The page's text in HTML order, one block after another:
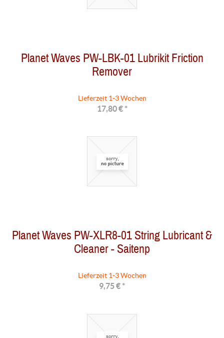
Planet Waves PW-LBK-01 Lubrikit Friction
Remover
Lieferzeit 1-3 Wochen
17,80 € *
Planet Waves PW-XLR8-01 String Lubricant &
Cleaner - Saitenp
Lieferzeit 1-3 Wochen
9,75 € *